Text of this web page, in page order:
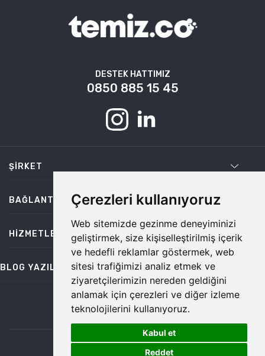
Çerezleri kullanıyoruz
Web sitemizde gezinme deneyiminizi
geliştirmek, size kişiselleştirilmiş içerik
ve hedefli reklamlar göstermek, web
sitesi trafiğimizi analiz etmek ve
ziyaretçilerimizin nereden geldiğini
anlamak için çerezleri ve diğer izleme
teknolojilerini kullanıyoruz.
Kabul et
Reddet
DESTEK HATTIMIZ
0850 885 15 45
ŞIRKET
BAĞLANTILAR
HIZMETLER
BLOG YAZILARI
bilgi@temiz.co
©2026 Temiz, Her Hakkı Saklıdır.